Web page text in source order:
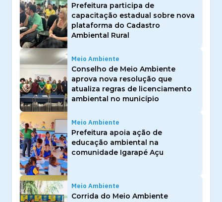
Prefeitura participa de
capacitação estadual sobre nova
plataforma do Cadastro
Ambiental Rural
Meio Ambiente
Conselho de Meio Ambiente
aprova nova resolução que
atualiza regras de licenciamento
ambiental no município
Meio Ambiente
Prefeitura apoia ação de
educação ambiental na
comunidade Igarapé Açu
Meio Ambiente
Corrida do Meio Ambiente